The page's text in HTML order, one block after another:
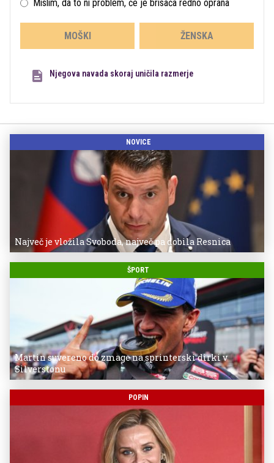
Mislim, da to ni problem, če je brisača redno oprana
MOŠKI ŽENSKA
Njegova navada skoraj uničila razmerje
NOVICE
Največ je vložila Svoboda, največ pa dobila Resnica
ŠPORT
Martin suvereno do zmage na sprinterski dirki v
Silverstonu
POPIN